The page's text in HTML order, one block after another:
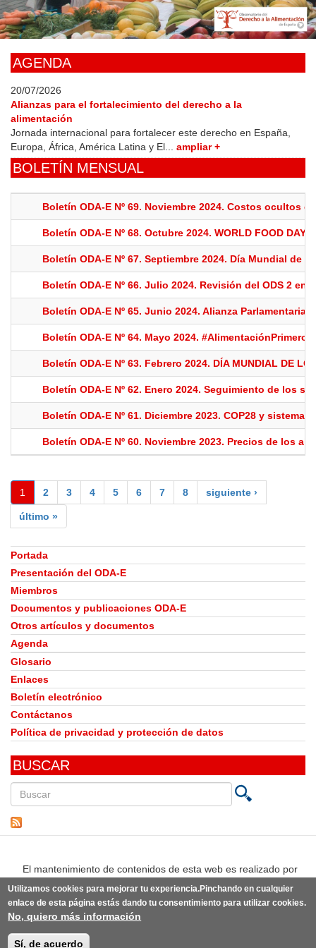
Skip
to
main
AGENDA
20/07/2026
Alianzas para el fortalecimiento del derecho a la
alimentación
Jornada internacional para fortalecer este derecho en España,
Europa, África, América Latina y El... ampliar +
BOLETÍN MENSUAL
Boletín ODA-E Nº 69. Noviembre 2024. Costos ocultos
Boletín ODA-E Nº 68. Octubre 2024. WORLD FOOD DAY
Boletín ODA-E Nº 67. Septiembre 2024. Día Mundial de
Boletín ODA-E Nº 66. Julio 2024. Revisión del ODS 2 en
Boletín ODA-E Nº 65. Junio 2024. Alianza Parlamentaria
Boletín ODA-E Nº 64. Mayo 2024. #AlimentaciónPrimero
Boletín ODA-E Nº 63. Febrero 2024. DÍA MUNDIAL DE
Boletín ODA-E Nº 62. Enero 2024. Seguimiento de los
Boletín ODA-E Nº 61. Diciembre 2023. COP28 y
Boletín ODA-E Nº 60. Noviembre 2023. Precios de los
1 2 3 4 5 6 7 8 siguiente ›
último »
Portada
Presentación del ODA-E
Miembros
Documentos y publicaciones ODA-E
Otros artículos y documentos
Agenda
Glosario
Enlaces
Boletín electrónico
Contáctanos
Política de privacidad y protección de datos
BUSCAR
en
El mantenimiento de contenidos de esta web es realizado por
idea original de knoWare y diseño original de
Utilizamos cookies para mejorar tu experiencia.Pinchando en cualquier
enlace de esta página estás dando tu consentimiento para utilizar cookies.
No, quiero más información
Sí, de acuerdo